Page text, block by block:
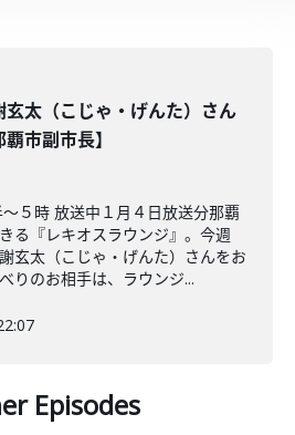
玄太（こじゃ・げんた）さん
覇市副市長】
５時 放送中１月４日放送分那覇
る『レキオスラウンジ』。今週
玄太（こじゃ・げんた）さんをお
りのお相手は、ラウンジ...
Episodes